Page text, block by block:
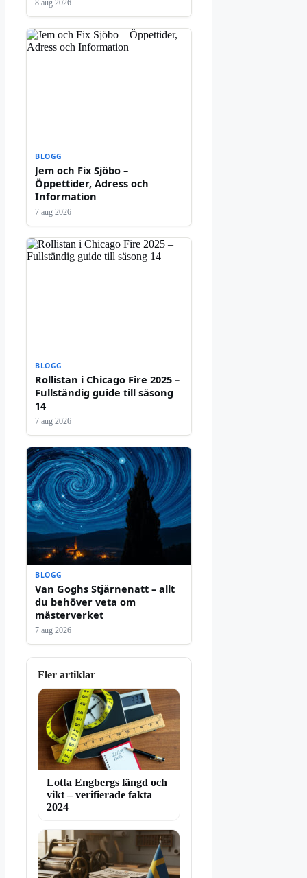
8 aug 2026
BLOGG
Jem och Fix Sjöbo –
Öppettider, Adress och
Information
7 aug 2026
BLOGG
Rollistan i Chicago Fire 2025 –
Fullständig guide till säsong
14
7 aug 2026
BLOGG
Van Goghs Stjärnenatt – allt
du behöver veta om
mästerverket
7 aug 2026
Fler artiklar
Lotta Engbergs längd och
vikt – verifierade fakta
2024